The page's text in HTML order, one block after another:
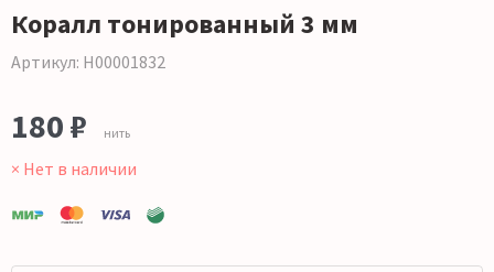
Коралл тонированный 3 мм
Артикул: Н00001832
180 ₽ нить
× Нет в наличии